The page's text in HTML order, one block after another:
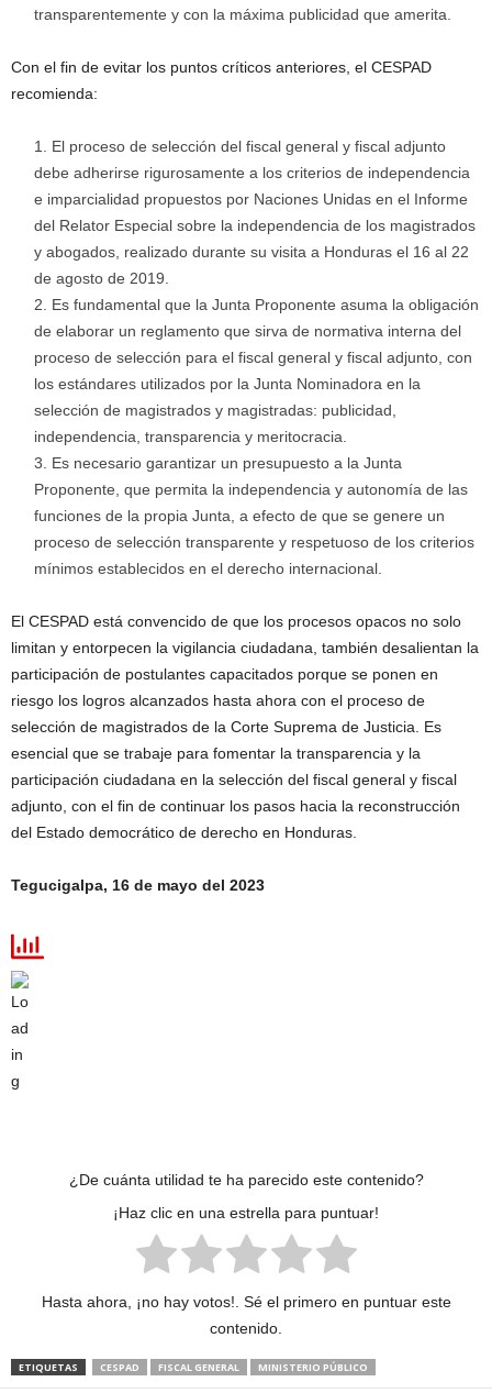
transparentemente y con la máxima publicidad que amerita.
Con el fin de evitar los puntos críticos anteriores, el CESPAD
recomienda:
El proceso de selección del fiscal general y fiscal adjunto
debe adherirse rigurosamente a los criterios de independencia
e imparcialidad propuestos por Naciones Unidas en el Informe
del Relator Especial sobre la independencia de los magistrados
y abogados, realizado durante su visita a Honduras el 16 al 22
de agosto de 2019.
Es fundamental que la Junta Proponente asuma la obligación
de elaborar un reglamento que sirva de normativa interna del
proceso de selección para el fiscal general y fiscal adjunto, con
los estándares utilizados por la Junta Nominadora en la
selección de magistrados y magistradas: publicidad,
independencia, transparencia y meritocracia.
Es necesario garantizar un presupuesto a la Junta
Proponente, que permita la independencia y autonomía de las
funciones de la propia Junta, a efecto de que se genere un
proceso de selección transparente y respetuoso de los criterios
mínimos establecidos en el derecho internacional.
El CESPAD está convencido de que los procesos opacos no solo
limitan y entorpecen la vigilancia ciudadana, también desalientan la
participación de postulantes capacitados porque se ponen en
riesgo los logros alcanzados hasta ahora con el proceso de
selección de magistrados de la Corte Suprema de Justicia. Es
esencial que se trabaje para fomentar la transparencia y la
participación ciudadana en la selección del fiscal general y fiscal
adjunto, con el fin de continuar los pasos hacia la reconstrucción
del Estado democrático de derecho en Honduras.
Tegucigalpa, 16 de mayo del 2023
¿De cuánta utilidad te ha parecido este contenido?
¡Haz clic en una estrella para puntuar!
Hasta ahora, ¡no hay votos!. Sé el primero en puntuar este
contenido.
ETIQUETAS CESPAD FISCAL GENERAL MINISTERIO PÚBLICO